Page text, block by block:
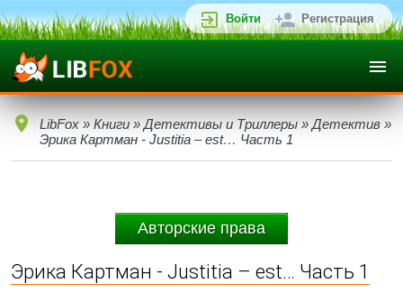
Войти Регистрация
LibFox » Книги » Детективы и Триллеры » Детектив »
Эрика Картман - Justitia – est… Часть 1
Авторские права
Эрика Картман - Justitia – est… Часть 1